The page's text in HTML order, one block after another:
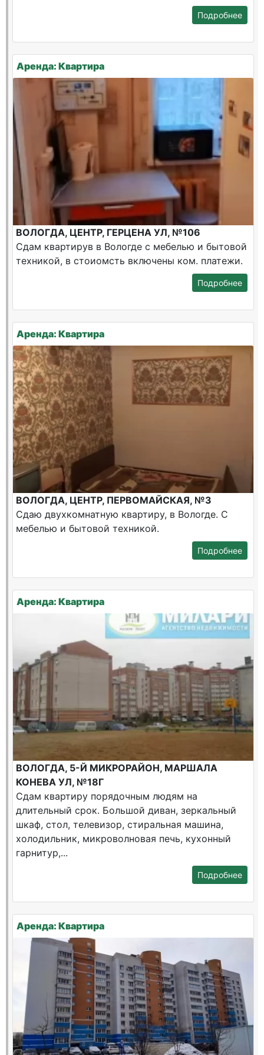
Подробнее
Аренда: Квартира
ВОЛОГДА, ЦЕНТР, ГЕРЦЕНА УЛ, №106
Сдам квартирув в Вологде с мебелью и бытовой
техникой, в стоиомсть включены ком. платежи.
Подробнее
Аренда: Квартира
ВОЛОГДА, ЦЕНТР, ПЕРВОМАЙСКАЯ, №3
Сдаю двухкомнатную квартиру, в Вологде. С
мебелью и бытовой техникой.
Подробнее
Аренда: Квартира
ВОЛОГДА, 5-Й МИКРОРАЙОН, МАРШАЛА
КОНЕВА УЛ, №18Г
Сдам квартиру порядочным людям на
длительный срок. Большой диван, зеркальный
шкаф, стол, телевизор, стиральная машина,
холодильник, микроволновая печь, кухонный
гарнитур,...
Подробнее
Аренда: Квартира